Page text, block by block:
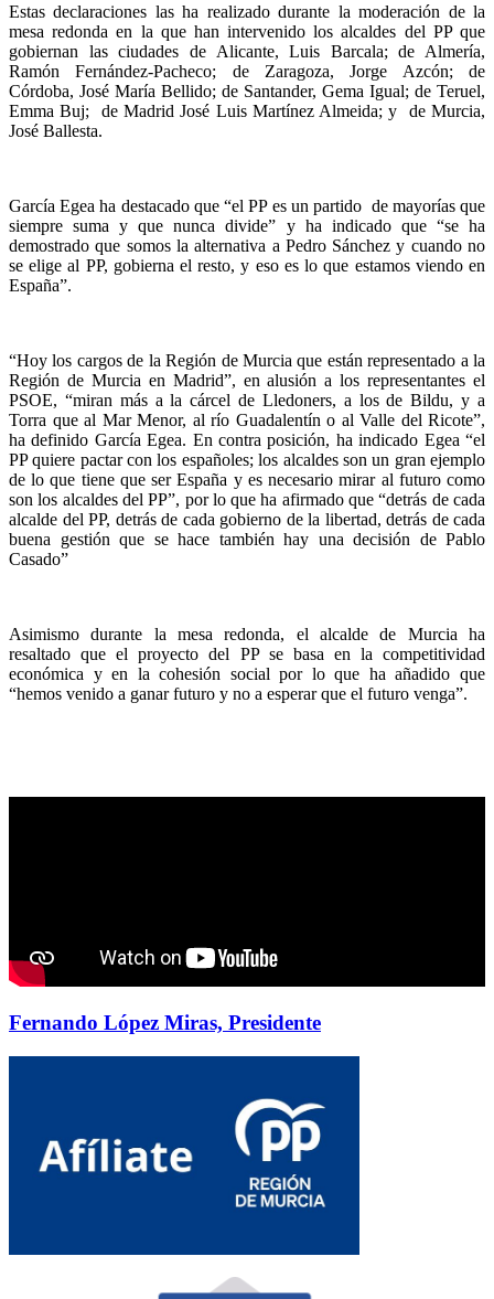
Estas declaraciones las ha realizado durante la moderación de la
mesa redonda en la que han intervenido los alcaldes del PP que
gobiernan las ciudades de Alicante, Luis Barcala; de Almería,
Ramón Fernández-Pacheco; de Zaragoza, Jorge Azcón; de
Córdoba, José María Bellido; de Santander, Gema Igual; de Teruel,
Emma Buj; de Madrid José Luis Martínez Almeida; y de Murcia,
José Ballesta.
García Egea ha destacado que “el PP es un partido de mayorías que
siempre suma y que nunca divide” y ha indicado que “se ha
demostrado que somos la alternativa a Pedro Sánchez y cuando no
se elige al PP, gobierna el resto, y eso es lo que estamos viendo en
España”.
“Hoy los cargos de la Región de Murcia que están representado a la
Región de Murcia en Madrid”, en alusión a los representantes el
PSOE, “miran más a la cárcel de Lledoners, a los de Bildu, y a
Torra que al Mar Menor, al río Guadalentín o al Valle del Ricote”,
ha definido García Egea. En contra posición, ha indicado Egea “el
PP quiere pactar con los españoles; los alcaldes son un gran ejemplo
de lo que tiene que ser España y es necesario mirar al futuro como
son los alcaldes del PP”, por lo que ha afirmado que “detrás de cada
alcalde del PP, detrás de cada gobierno de la libertad, detrás de cada
buena gestión que se hace también hay una decisión de Pablo
Casado”
Asimismo durante la mesa redonda, el alcalde de Murcia ha
resaltado que el proyecto del PP se basa en la competitividad
económica y en la cohesión social por lo que ha añadido que
“hemos venido a ganar futuro y no a esperar que el futuro venga”.
Fernando López Miras, Presidente